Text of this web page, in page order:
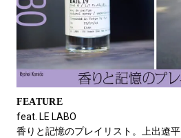
FEATURE
feat. LE LABO
香りと記憶のプレイリスト。上出遼平